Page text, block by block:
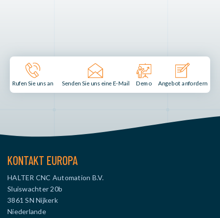
Rufen Sie uns an Senden Sie uns eine E-Mail Demo Angebot anfordern
KONTAKT EUROPA
HALTER CNC Automation B.V.
Sluiswachter 20b
3861 SN Nijkerk
Niederlande